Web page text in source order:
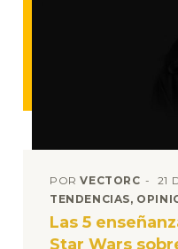
PORVECTORC
21
TENDENCIAS,
Las 5
Star Wars